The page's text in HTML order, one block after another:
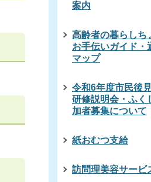
案内
高齢者の暮らしち
お手伝いガイド・
マップ
令和6年度市民後
研修説明会・ふく
加者募集について
紙おむつ支給
訪問理美容サービ